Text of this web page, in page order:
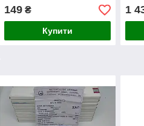
149₴
Купити
1